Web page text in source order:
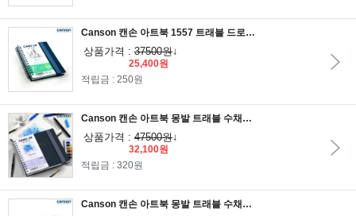
Canson 캔손 아트북 1557 트래블 드로잉북 120g 21x14.8cm 50매/A5스케치북
상품가격 : 37500원↓
25,400원
적립금 : 250원
Canson 캔손 아트북 몽발 트래블 수채스케치북 300g 20x20cm 24매
상품가격 : 47500원↓
32,100원
적립금 : 320원
Canson 캔손 아트북 몽발 트래블 수채스케치북 300g 21x14.8cm 24매/A5스케치북